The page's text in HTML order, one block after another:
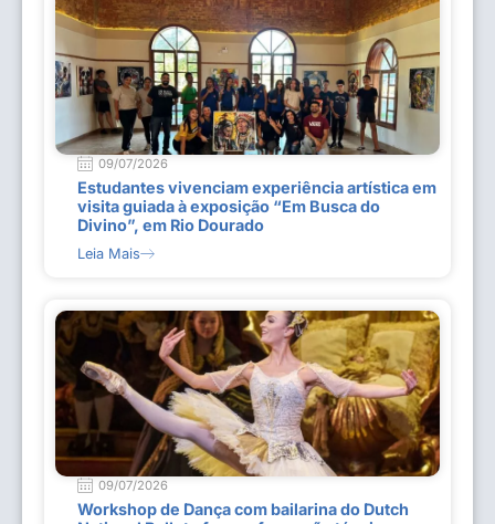
09/07/2026
Estudantes vivenciam experiência artística em
visita guiada à exposição “Em Busca do
Divino”, em Rio Dourado
Leia Mais
09/07/2026
Workshop de Dança com bailarina do Dutch